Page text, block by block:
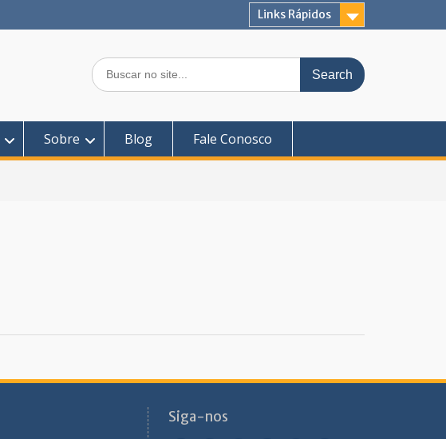
Links Rápidos
Search
for:
Sobre Blog Fale Conosco
Siga-nos